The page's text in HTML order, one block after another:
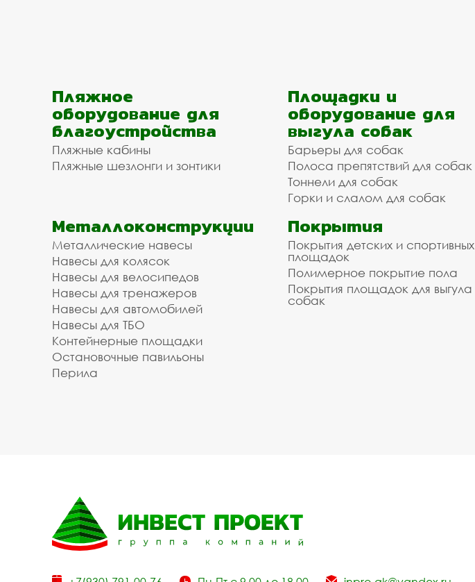
Пляжное
оборудование для
благоустройства
Пляжные кабины
Пляжные шезлонги и зонтики
Площадки и
оборудование для
выгула собак
Барьеры для собак
Полоса препятствий для собак
Тоннели для собак
Горки и слалом для собак
Металлоконструкции
Металлические навесы
Навесы для колясок
Навесы для велосипедов
Навесы для тренажеров
Навесы для автомобилей
Навесы для ТБО
Контейнерные площадки
Остановочные павильоны
Перила
Покрытия
Покрытия детских и спортивных
площадок
Полимерное покрытие пола
Покрытия площадок для выгула
собак